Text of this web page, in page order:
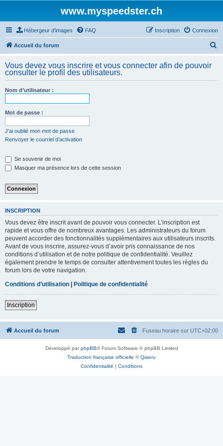
www.myspeedster.ch
Hébergeur d'images FAQ Connexion
Inscription
Accueil du forum
h
Vous devez vous inscrire et vous connecter afin de pouvoir
consulter le profil des utilisateurs.
Nom d’utilisateur :
Mot de passe :
J’ai oublié mon mot de passe
Renvoyer le courriel d’activation
Se souvenir de moi
Masquer ma présence lors de cette session
INSCRIPTION
Vous devez être inscrit avant de pouvoir vous connecter. L’inscription est
rapide et vous offre de nombreux avantages. Les administrateurs du forum
peuvent accorder des fonctionnalités supplémentaires aux utilisateurs inscrits.
Avant de vous inscrire, assurez-vous d’avoir pris connaissance de nos
conditions d’utilisation et de notre politique de confidentialité. Veuillez
également prendre le temps de consulter attentivement toutes les règles du
forum lors de votre navigation.
Conditions d’utilisation | Politique de confidentialité
Inscription
Accueil du forum Fuseau horaire sur UTC+02:00
Développé parphpBB® Forum Software © phpBB Limited
Traduction française officielle ©Qiaeru
Confidentialité | Conditions